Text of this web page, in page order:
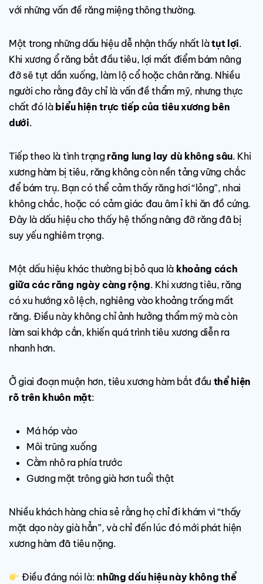
với những vấn đề răng miệng thông thường.
Một trong những dấu hiệu dễ nhận thấy nhất làtụt lợi.
Khi xương ổ răng bắt đầu tiêu, lợi mất điểm bám nâng
đỡ sẽ tụt dần xuống, làm lộ cổ hoặc chân răng. Nhiều
người cho rằng đây chỉ là vấn đề thẩm mỹ, nhưng thực
chất đó là biểu hiện trực tiếp của tiêu xương bên
dưới.
Tiếp theo là tình trạng răng lung lay dù không sâu. Khi
xương hàm bị tiêu, răng không còn nền tảng vững chắc
để bám trụ. Bạn có thể cảm thấy răng hơi “lỏng”, nhai
không chắc, hoặc có cảm giác đau âm ỉ khi ăn đồ cứng.
Đây là dấu hiệu cho thấy hệ thống nâng đỡ răng đã bị
suy yếu nghiêm trọng.
Một dấu hiệu khác thường bị bỏ qua là khoảng cách
giữa các răng ngày càng rộng. Khi xương tiêu, răng
có xu hướng xô lệch, nghiêng vào khoảng trống mất
răng. Điều này không chỉ ảnh hưởng thẩm mỹ mà còn
làm sai khớp cắn, khiến quá trình tiêu xương diễn ra
nhanh hơn.
Ở giai đoạn muộn hơn, tiêu xương hàm bắt đầu thể hiện
rõ trên khuôn mặt:
Má hóp vào
Môi trũng xuống
Cằm nhô ra phía trước
Gương mặt trông già hơn tuổi thật
Nhiều khách hàng chia sẻ rằng họ chỉ đi khám vì “thấy
mặt dạo này già hẳn”, và chỉ đến lúc đó mới phát hiện
xương hàm đã tiêu nặng.
Điều đáng nói là: những dấu hiệu này không thể